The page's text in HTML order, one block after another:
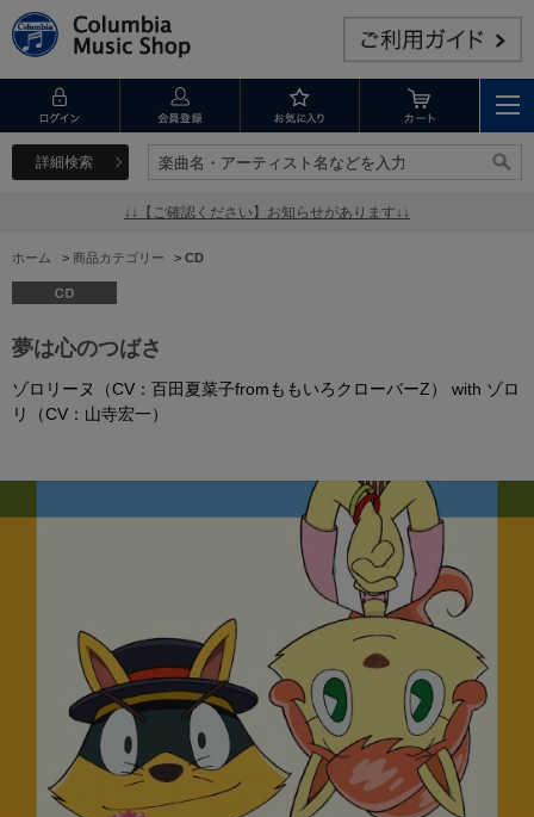
詳細検索 楽曲名・アーティスト名などを入力
楽曲名・アーティスト名などを入力
↓↓【ご確認ください】お知らせがあります↓↓
ホーム > 商品カテゴリー > CD
夢は心のつばさ
ゾロリーヌ（CV：百田夏菜子fromももいろクローバーZ） with ゾロ
リ（CV：山寺宏一）